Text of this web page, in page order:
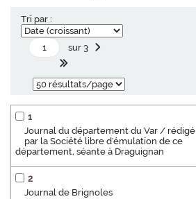
Tri par :
sur 3
1
Journal du département du Var / rédigé
par la Société libre d'émulation de ce
département, séante à Draguignan
2
Journal de Brignoles